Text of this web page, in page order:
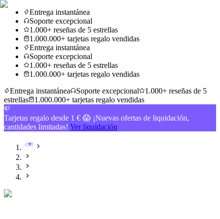
Entrega instantánea
Soporte excepcional
1.000+ reseñas de 5 estrellas
1.000.000+ tarjetas regalo vendidas
Entrega instantánea
Soporte excepcional
1.000+ reseñas de 5 estrellas
1.000.000+ tarjetas regalo vendidas
Entrega instantánea
Soporte excepcional
1.000+ reseñas de 5
estrellas
1.000.000+ tarjetas regalo vendidas
Tarjetas regalo desde 1 € 😱 ¡Nuevas ofertas de liquidación,
cantidades limitadas! Ver liquidación